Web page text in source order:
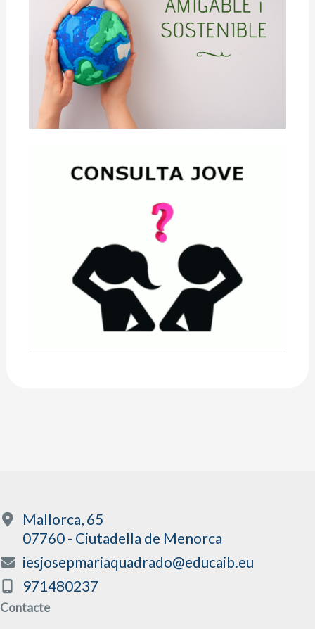
Mallorca, 65
07760 - Ciutadella de Menorca
iesjosepmariaquadrado@educaib.eu
971480237
Contacte